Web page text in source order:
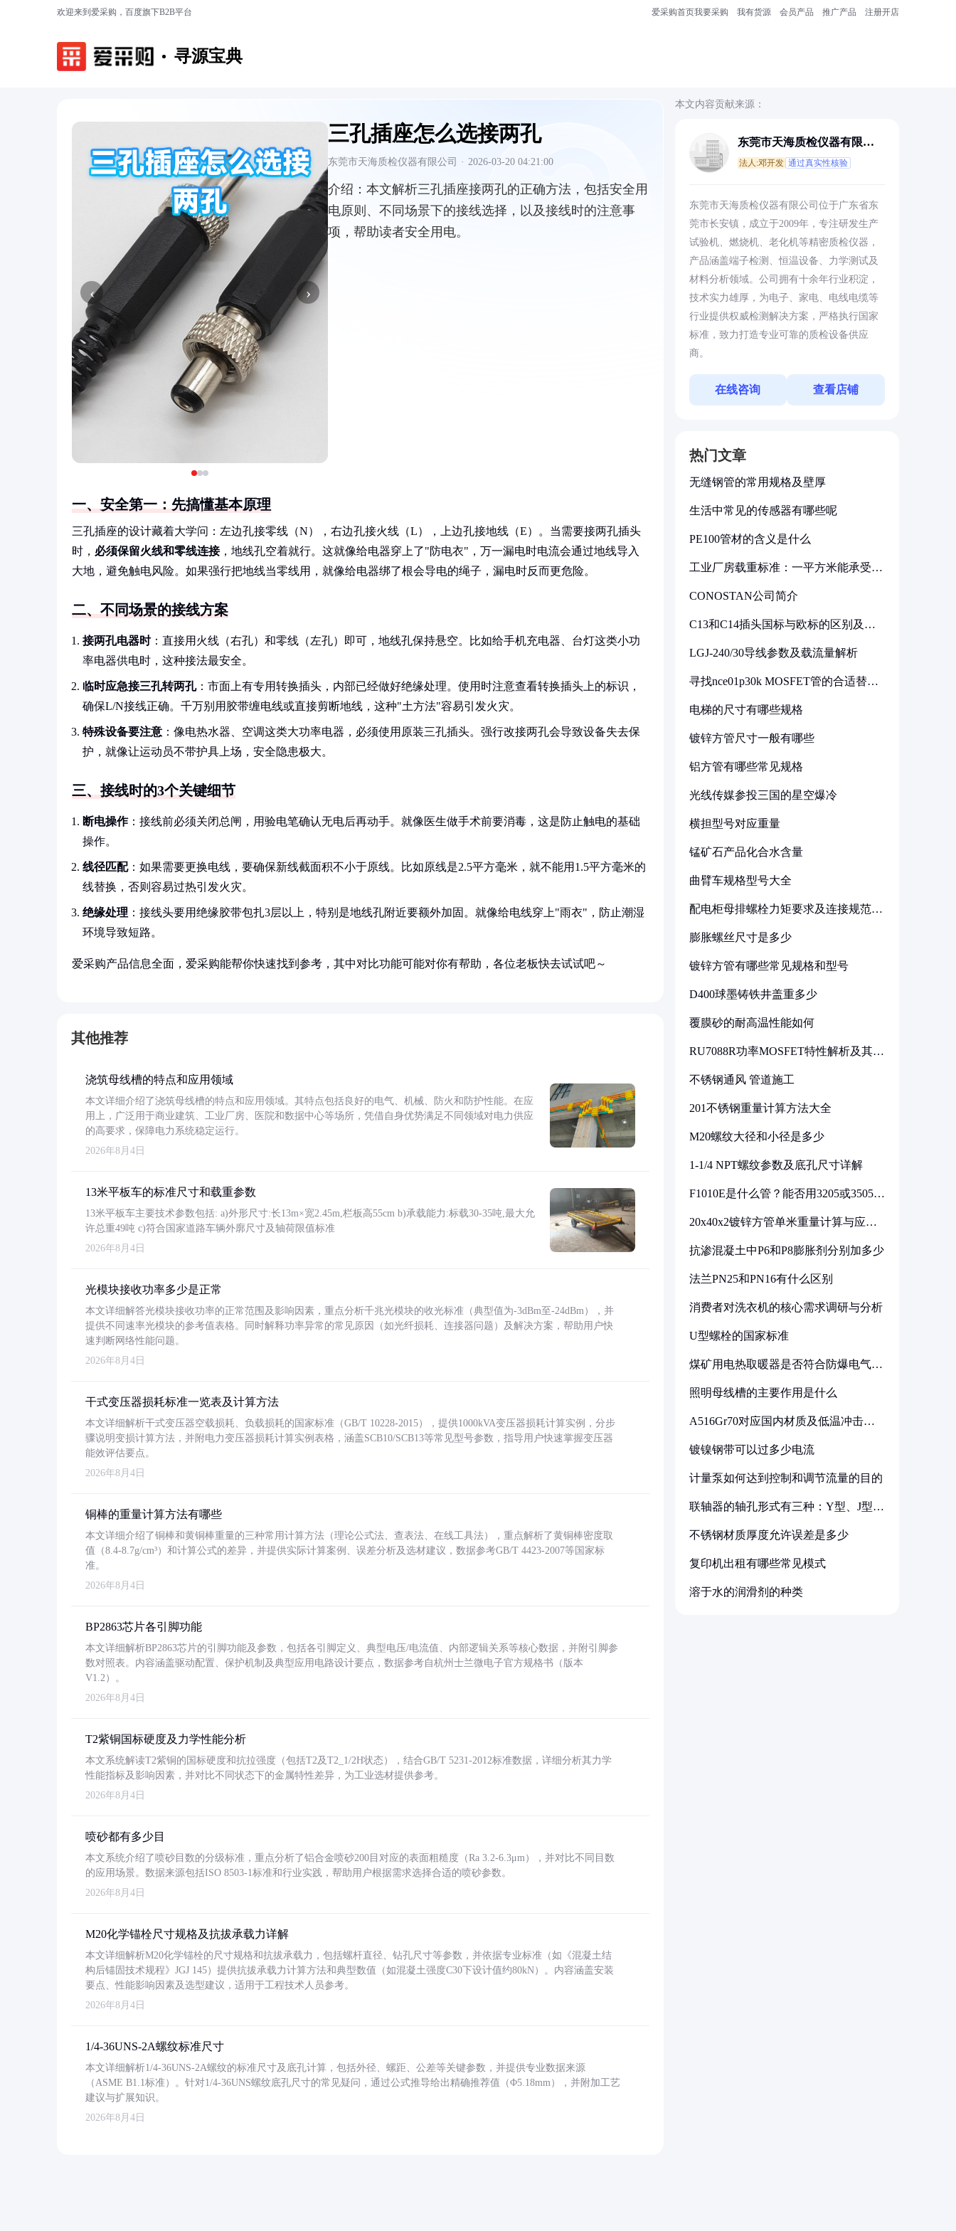
欢迎来到爱采购，百度旗下B2B平台 爱采购首页我要采购 我有货源 会员产品 推广产品 注册开店
寻源宝典
‹ ›
三孔插座怎么选接两孔
东莞市天海质检仪器有限公司 · 2026-03-20 04:21:00
介绍： 本文解析三孔插座接两孔的正确方法，包括安全用
电原则、不同场景下的接线选择，以及接线时的注意事
项，帮助读者安全用电。
一、安全第一：先搞懂基本原理
三孔插座的设计藏着大学问：左边孔接零线（N），右边孔接火线（L），上边孔接地线（E）。当需要接两孔插头
时， 必须保留火线和零线连接，地线孔空着就行。这就像给电器穿上了"防电衣"，万一漏电时电流会通过地线导入
大地，避免触电风险。如果强行把地线当零线用，就像给电器绑了根会导电的绳子，漏电时反而更危险。
二、不同场景的接线方案
接两孔电器时：直接用火线（右孔）和零线（左孔）即可，地线孔保持悬空。比如给手机充电器、台灯这类小功
率电器供电时，这种接法最安全。
临时应急接三孔转两孔：市面上有专用转换插头，内部已经做好绝缘处理。使用时注意查看转换插头上的标识，
确保L/N接线正确。千万别用胶带缠电线或直接剪断地线，这种"土方法"容易引发火灾。
特殊设备要注意 ：像电热水器、空调这类大功率电器，必须使用原装三孔插头。强行改接两孔会导致设备失去保
护，就像让运动员不带护具上场，安全隐患极大。
三、接线时的3个关键细节
断电操作：接线前必须关闭总闸，用验电笔确认无电后再动手。就像医生做手术前要消毒，这是防止触电的基础
操作。
线径匹配：如果需要更换电线，要确保新线截面积不小于原线。比如原线是2.5平方毫米，就不能用1.5平方毫米的
线替换，否则容易过热引发火灾。
绝缘处理 ：接线头要用绝缘胶带包扎3层以上，特别是地线孔附近要额外加固。就像给电线穿上"雨衣"，防止潮湿
环境导致短路。
爱采购产品信息全面，爱采购能帮你快速找到参考，其中对比功能可能对你有帮助，各位老板快去试试吧～
其他推荐
浇筑母线槽的特点和应用领域
本文详细介绍了浇筑母线槽的特点和应用领域。其特点包括良好的电气、机械、防火和防护性能。在应
用上，广泛用于商业建筑、工业厂房、医院和数据中心等场所，凭借自身优势满足不同领域对电力供应
的高要求，保障电力系统稳定运行。
2026年8月4日
13米平板车的标准尺寸和载重参数
13米平板车主要技术参数包括: a)外形尺寸:长13m×宽2.45m,栏板高55cm b)承载能力:标载30-35吨,最大允
许总重49吨 c)符合国家道路车辆外廓尺寸及轴荷限值标准
2026年8月4日
光模块接收功率多少是正常
本文详细解答光模块接收功率的正常范围及影响因素，重点分析千兆光模块的收光标准（典型值为-3dBm至-24dBm），并
提供不同速率光模块的参考值表格。同时解释功率异常的常见原因（如光纤损耗、连接器问题）及解决方案，帮助用户快
速判断网络性能问题。
2026年8月4日
干式变压器损耗标准一览表及计算方法
本文详细解析干式变压器空载损耗、负载损耗的国家标准（GB/T 10228-2015），提供1000kVA变压器损耗计算实例，分步
骤说明变损计算方法，并附电力变压器损耗计算实例表格，涵盖SCB10/SCB13等常见型号参数，指导用户快速掌握变压器
能效评估要点。
2026年8月4日
铜棒的重量计算方法有哪些
本文详细介绍了铜棒和黄铜棒重量的三种常用计算方法（理论公式法、查表法、在线工具法），重点解析了黄铜棒密度取
值（8.4-8.7g/cm³）和计算公式的差异，并提供实际计算案例、误差分析及选材建议，数据参考GB/T 4423-2007等国家标
准。
2026年8月4日
BP2863芯片各引脚功能
本文详细解析BP2863芯片的引脚功能及参数，包括各引脚定义、典型电压/电流值、内部逻辑关系等核心数据，并附引脚参
数对照表。内容涵盖驱动配置、保护机制及典型应用电路设计要点，数据参考自杭州士兰微电子官方规格书（版本
V1.2）。
2026年8月4日
T2紫铜国标硬度及力学性能分析
本文系统解读T2紫铜的国标硬度和抗拉强度（包括T2及T2_1/2H状态），结合GB/T 5231-2012标准数据，详细分析其力学
性能指标及影响因素，并对比不同状态下的金属特性差异，为工业选材提供参考。
2026年8月4日
喷砂都有多少目
本文系统介绍了喷砂目数的分级标准，重点分析了铝合金喷砂200目对应的表面粗糙度（Ra 3.2-6.3μm），并对比不同目数
的应用场景。数据来源包括ISO 8503-1标准和行业实践，帮助用户根据需求选择合适的喷砂参数。
2026年8月4日
M20化学锚栓尺寸规格及抗拔承载力详解
本文详细解析M20化学锚栓的尺寸规格和抗拔承载力，包括螺杆直径、钻孔尺寸等参数，并依据专业标准（如《混凝土结
构后锚固技术规程》JGJ 145）提供抗拔承载力计算方法和典型数值（如混凝土强度C30下设计值约80kN）。内容涵盖安装
要点、性能影响因素及选型建议，适用于工程技术人员参考。
2026年8月4日
1/4-36UNS-2A螺纹标准尺寸
本文详细解析1/4-36UNS-2A螺纹的标准尺寸及底孔计算，包括外径、螺距、公差等关键参数，并提供专业数据来源
（ASME B1.1标准）。针对1/4-36UNS螺纹底孔尺寸的常见疑问，通过公式推导给出精确推荐值（Φ5.18mm），并附加工艺
建议与扩展知识。
2026年8月4日
本文内容贡献来源：
东莞市天海质检仪器有限公
法人:邓开发 通过真实性核验
东莞市天海质检仪器有限公司位于广东省东
莞市长安镇，成立于2009年，专注研发生产
试验机、燃烧机、老化机等精密质检仪器，
产品涵盖端子检测、恒温设备、力学测试及
材料分析领域。公司拥有十余年行业积淀，
技术实力雄厚，为电子、家电、电线电缆等
行业提供权威检测解决方案，严格执行国家
标准，致力打造专业可靠的质检设备供应
商。
在线咨询 查看店铺
热门文章
无缝钢管的常用规格及壁厚
生活中常见的传感器有哪些呢
PE100管材的含义是什么
工业厂房载重标准：一平方米能承受多
CONOSTAN公司简介
C13和C14插头国标与欧标的区别及其
LGJ-240/30导线参数及载流量解析
寻找nce01p30k MOSFET管的合适替代
电梯的尺寸有哪些规格
镀锌方管尺寸一般有哪些
铝方管有哪些常见规格
光线传媒参投三国的星空爆冷
横担型号对应重量
锰矿石产品化合水含量
曲臂车规格型号大全
配电柜母排螺栓力矩要求及连接规范详
膨胀螺丝尺寸是多少
镀锌方管有哪些常见规格和型号
D400球墨铸铁井盖重多少
覆膜砂的耐高温性能如何
RU7088R功率MOSFET特性解析及其在
不锈钢通风 管道施工
201不锈钢重量计算方法大全
M20螺纹大径和小径是多少
1-1/4 NPT螺纹参数及底孔尺寸详解
F1010E是什么管？能否用3205或3505代
20x40x2镀锌方管单米重量计算与应用
抗渗混凝土中P6和P8膨胀剂分别加多少
法兰PN25和PN16有什么区别
消费者对洗衣机的核心需求调研与分析
U型螺栓的国家标准
煤矿用电热取暖器是否符合防爆电气设
照明母线槽的主要作用是什么
A516Gr70对应国内材质及低温冲击要
镀镍钢带可以过多少电流
计量泵如何达到控制和调节流量的目的
联轴器的轴孔形式有三种：Y型、J型、
不锈钢材质厚度允许误差是多少
复印机出租有哪些常见模式
溶于水的润滑剂的种类